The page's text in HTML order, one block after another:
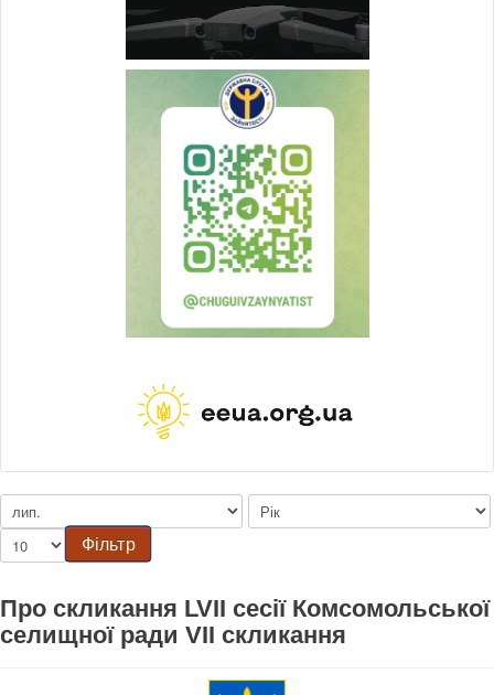
Фільтр
Про скликання LVII сесії Комсомольської
селищної ради VII скликання